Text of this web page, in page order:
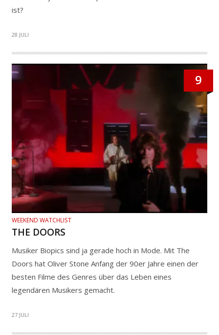
ist?
28 JULI
9
WEEKEND WATCHLIST
THE DOORS
Musiker Biopics sind ja gerade hoch in Mode. Mit The
Doors hat Oliver Stone Anfang der 90er Jahre einen der
besten Filme des Genres über das Leben eines
legendären Musikers gemacht.
27 JULI